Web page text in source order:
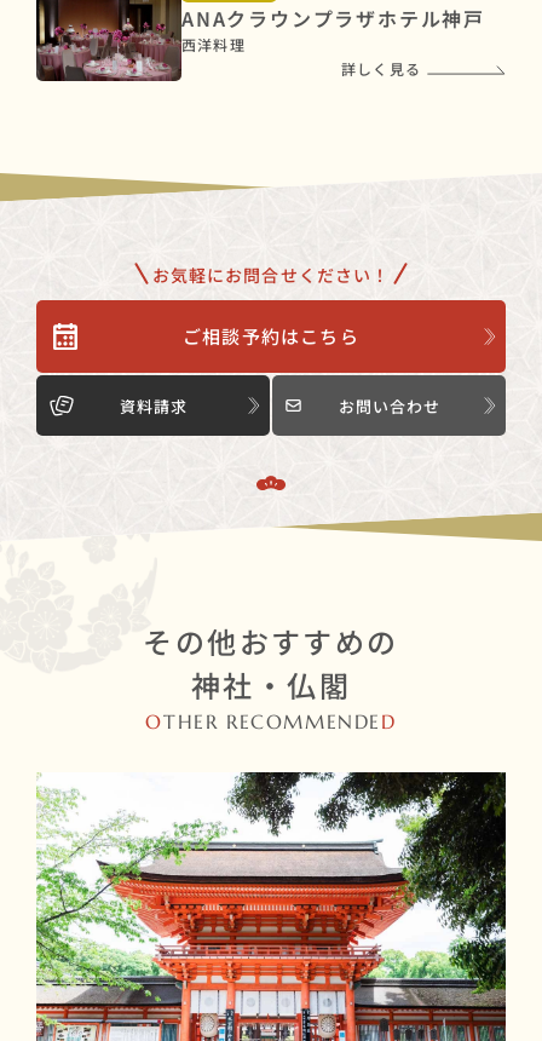
ANAクラウンプラザホテル神戸
西洋料理
詳しく見る
お気軽にお問合せください！
ご相談予約はこちら
資料請求 お問い合わせ
その他おすすめの
神社・仏閣
OTHER RECOMMENDE D